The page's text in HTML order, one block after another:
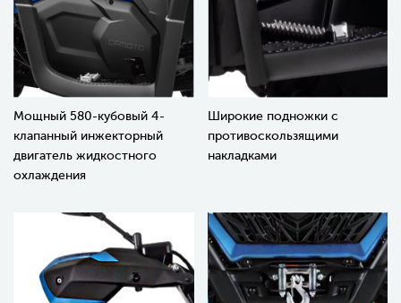
Мощный 580-кубовый 4-
клапанный инжекторный
двигатель жидкостного
охлаждения
Широкие подножки с
противоскользящими
накладками